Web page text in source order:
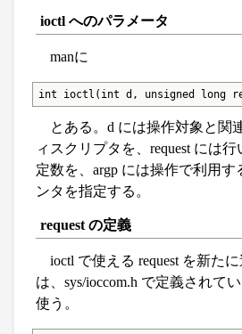
ioctl へのパラメータ
manに
int ioctl(int d, unsigned long
とある。d には操作対象と関
ィスクリプタを、request には
定数を、argp には操作で利用す
ンタを指定する。
request の定義
ioctl で使える request を新た
は、sys/ioccom.h で定義されて
使う。